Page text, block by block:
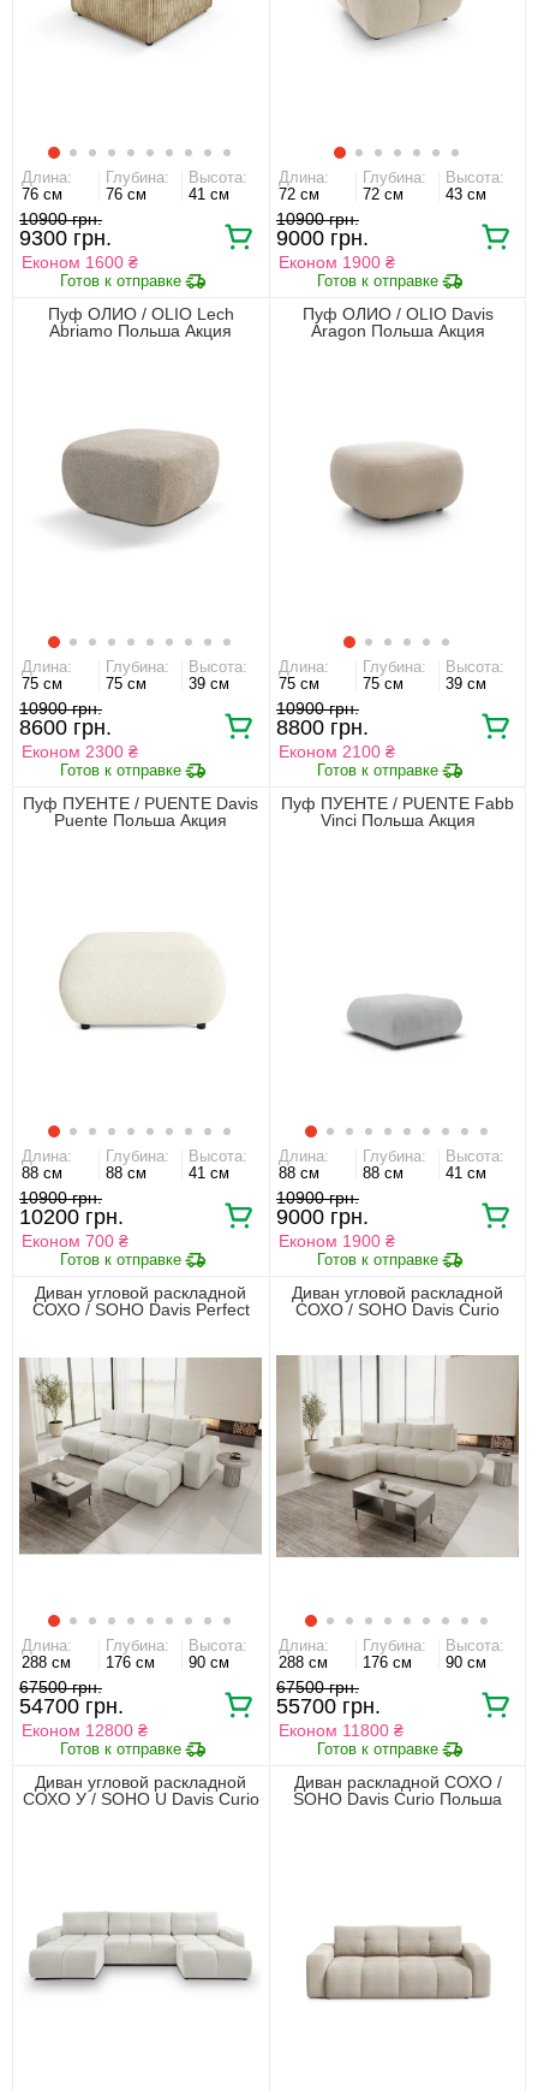
Длина:
76 см
Глубина:
76 см
Высота:
41 см
10900 грн.
9300 грн.
Економ 1600 ₴
Длина:
72 см
Глубина:
72 см
Высота:
43 см
10900 грн.
9000 грн.
Економ 1900 ₴
Пуф ОЛИО / OLIO Lech
Abriamo Польша Акция
Длина:
75 см
Глубина:
75 см
Высота:
39 см
10900 грн.
8600 грн.
Економ 2300 ₴
Пуф ОЛИО / OLIO Davis
Aragon Польша Акция
Длина:
75 см
Глубина:
75 см
Высота:
39 см
10900 грн.
8800 грн.
Економ 2100 ₴
Пуф ПУЕНТЕ / PUENTE Davis
Puente Польша Акция
Длина:
88 см
Глубина:
88 см
Высота:
41 см
10900 грн.
10200 грн.
Економ 700 ₴
Пуф ПУЕНТЕ / PUENTE Fabb
Vinci Польша Акция
Длина:
88 см
Глубина:
88 см
Высота:
41 см
10900 грн.
9000 грн.
Економ 1900 ₴
Диван угловой раскладной
СОХО / SOHO Davis Perfect
Длина:
288 см
Глубина:
176 см
Высота:
90 см
67500 грн.
54700 грн.
Економ 12800 ₴
Диван угловой раскладной
СОХО / SOHO Davis Curio
Длина:
288 см
Глубина:
176 см
Высота:
90 см
67500 грн.
55700 грн.
Економ 11800 ₴
Диван угловой раскладной
СОХО У / SOHO U Davis Curio
Диван раскладной СОХО /
SOHO Davis Curio Польша